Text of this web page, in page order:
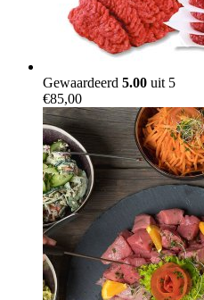
Gewaardeerd 5.00 uit 5
€85,00